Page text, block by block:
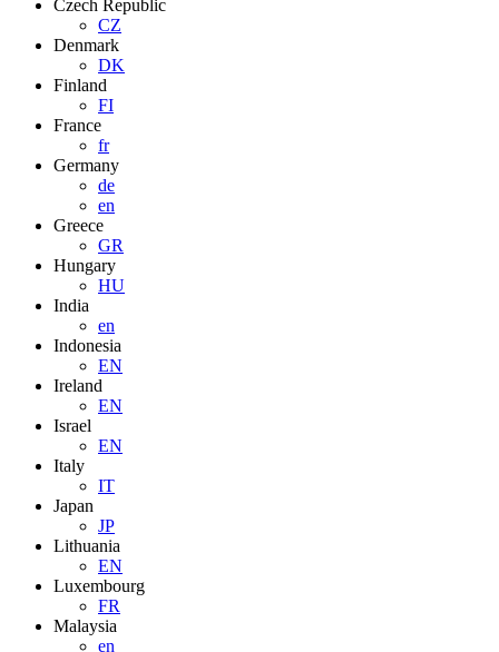
Czech Republic
CZ
Denmark
DK
Finland
FI
France
fr
Germany
de
en
Greece
GR
Hungary
HU
India
en
Indonesia
EN
Ireland
EN
Israel
EN
Italy
IT
Japan
JP
Lithuania
EN
Luxembourg
FR
Malaysia
en